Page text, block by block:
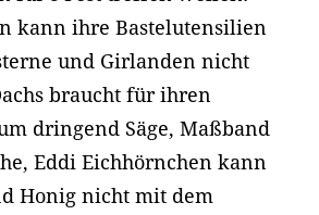
kann ihre Bastelutensilien
und Girlanden nicht
braucht für ihren
dringend Säge, Maßband
Eddi Eichhörnchen kann
Honig nicht mit dem